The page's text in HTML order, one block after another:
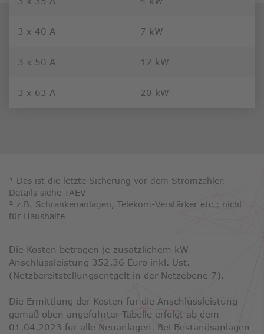
3 x 40 A 7 kW
3 x 50 A 12 kW
3 x 63 A 20 kW
¹ Das ist die letzte Sicherung vor dem Stromzähler.
Details siehe TAEV
² z.B. Schrankenanlagen, Telekom-Verstärker etc.; nicht
für Haushalte
Die Kosten betragen je zusätzlichem kW
Anschlussleistung 352,36 Euro inkl. Ust.
(Netzbereitstellungsentgelt in der Netzebene 7).
Die Ermittlung der Kosten für die Anschlussleistung
gemäß oben angeführter Tabelle erfolgt ab dem
01.04.2023 für alle Neuanlagen. Bei Bestandsanlagen